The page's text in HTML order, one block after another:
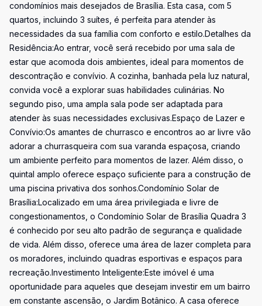
condomínios mais desejados de Brasília. Esta casa, com 5
quartos, incluindo 3 suítes, é perfeita para atender às
necessidades da sua família com conforto e estilo.Detalhes da
Residência:Ao entrar, você será recebido por uma sala de
estar que acomoda dois ambientes, ideal para momentos de
descontração e convívio. A cozinha, banhada pela luz natural,
convida você a explorar suas habilidades culinárias. No
segundo piso, uma ampla sala pode ser adaptada para
atender às suas necessidades exclusivas.Espaço de Lazer e
Convívio:Os amantes de churrasco e encontros ao ar livre vão
adorar a churrasqueira com sua varanda espaçosa, criando
um ambiente perfeito para momentos de lazer. Além disso, o
quintal amplo oferece espaço suficiente para a construção de
uma piscina privativa dos sonhos.Condomínio Solar de
Brasília:Localizado em uma área privilegiada e livre de
congestionamentos, o Condomínio Solar de Brasília Quadra 3
é conhecido por seu alto padrão de segurança e qualidade
de vida. Além disso, oferece uma área de lazer completa para
os moradores, incluindo quadras esportivas e espaços para
recreação.Investimento Inteligente:Este imóvel é uma
oportunidade para aqueles que desejam investir em um bairro
em constante ascensão, o Jardim Botânico. A casa oferece